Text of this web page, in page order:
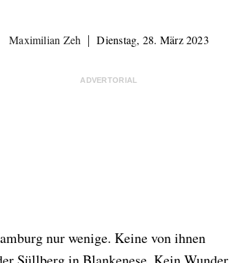
Maximilian Zeh Dienstag, 28. März 2023
ADVERTORIAL
nur wenige. Keine von ihnen